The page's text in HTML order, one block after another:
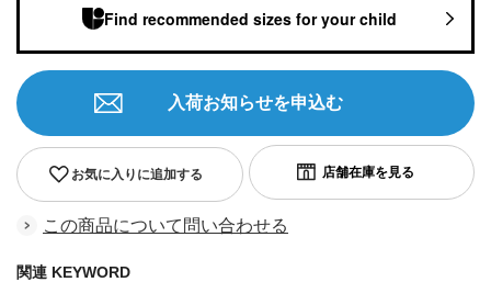
お気に入りに追加する
入荷お知らせを申込む
この商品について問い合わせる
関連 KEYWORD
Find recommended sizes for your child